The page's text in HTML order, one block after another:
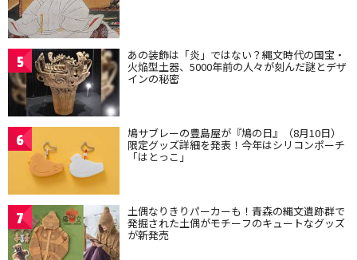
5 あの装飾は「炎」ではない？縄文時代の国宝・
火焔型土器、5000年前の人々が刻んだ謎とデザ
インの秘密
6 鳩サブレーの豊島屋が『鳩の日』（8月10日）
限定グッズ詳細を発表！今年はシリコンポーチ
「はとっこ」
7 土偶なりきりパーカーも！青森の縄文遺跡群で
発掘された土偶がモチーフのキュートなグッズ
が新発売